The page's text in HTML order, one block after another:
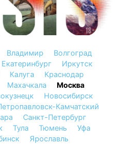
Владимир
Волгоград
Екатеринбург
Иркутск
Калуга
Краснодар
Махачкала
Москва
Новосибирск
Камчатский
Санкт-Петербург
Тула Тюмень
Уфа
Ярославль